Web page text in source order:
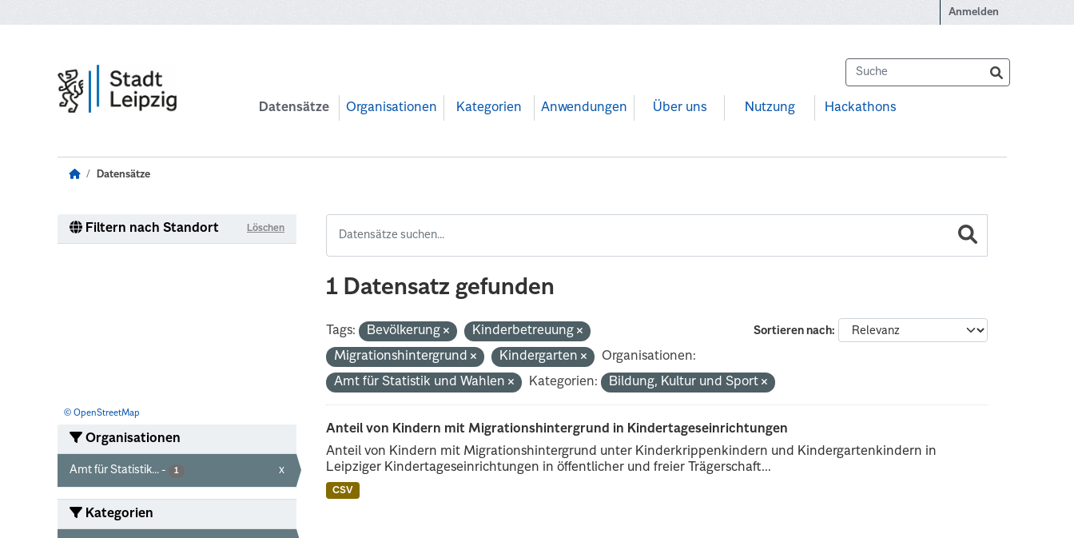
Anmelden
Datensätze Organisationen Kategorien Anwendungen Über uns Nutzung Hackathons
Datensätze
Filtern nach Standort Löschen
© OpenStreetMap
Organisationen
Amt für Statistik... - 1 x
Kategorien
1 Datensatz gefunden
Sortieren nach
Tags: Bevölkerung
Kinderbetreuung
Migrationshintergrund
Kindergarten
Organisationen:
Amt für Statistik und Wahlen
Kategorien: Bildung, Kultur und Sport
Anteil von Kindern mit Migrationshintergrund in Kindertageseinrichtungen
Anteil von Kindern mit Migrationshintergrund unter Kinderkrippenkindern und Kindergartenkindern in
Leipziger Kindertageseinrichtungen in öffentlicher und freier Trägerschaft...
CSV